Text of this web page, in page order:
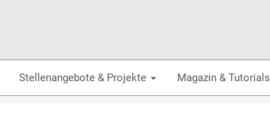
Stellenangebote & Projekte Magazin & Tutorials